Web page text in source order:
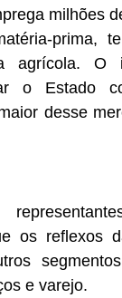
milhões
prima,
agrícola. O
o Estado
desse
os reflexos
e varejo.